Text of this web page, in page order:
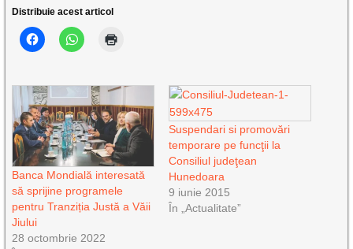
Distribuie acest articol
Banca Mondială interesată
să sprijine programele
pentru Tranziția Justă a Văii
Jiului
28 octombrie 2022
Suspendari si promovări
temporare pe funcţii la
Consiliul judeţean
Hunedoara
9 iunie 2015
În „Actualitate”